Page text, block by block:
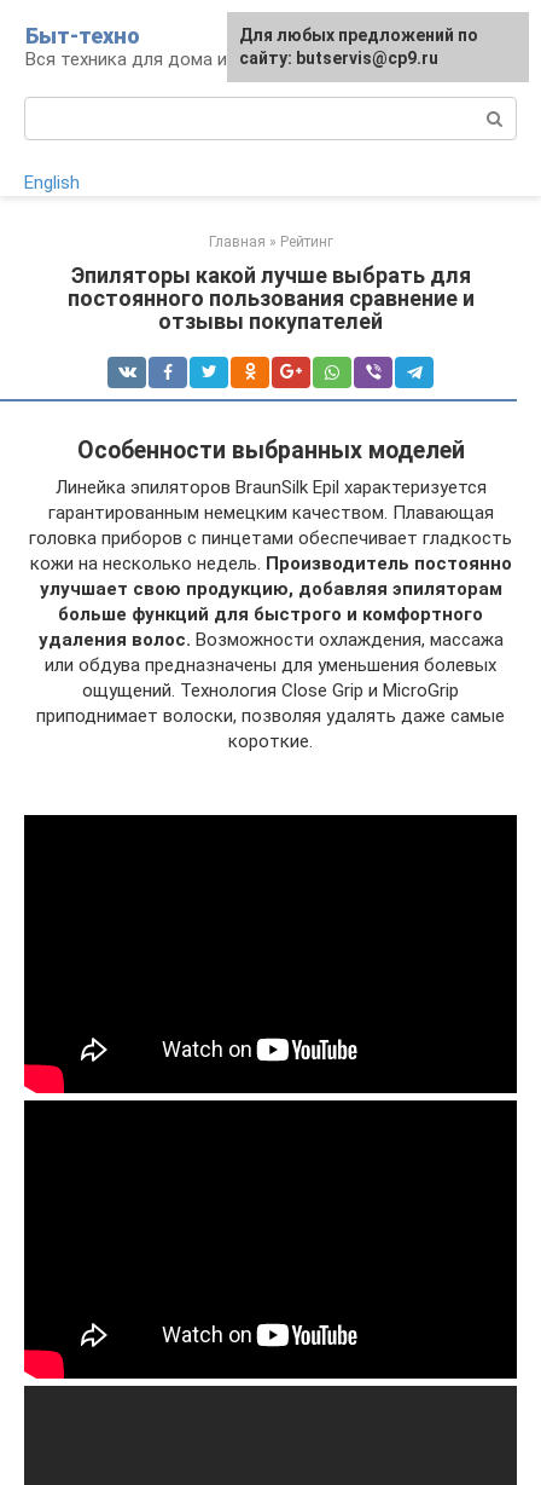
контенту
Быт-техно
Вся техника для дома и сада
English
Главная » Рейтинг
Эпиляторы какой лучше выбрать для
постоянного пользования сравнение и
отзывы покупателей
Особенности выбранных моделей
Линейка эпиляторов BraunSilk Epil характеризуется
гарантированным немецким качеством. Плавающая
головка приборов с пинцетами обеспечивает гладкость
кожи на несколько недель. Производитель постоянно
улучшает свою продукцию, добавляя эпиляторам
больше функций для быстрого и комфортного
удаления волос. Возможности охлаждения, массажа
или обдува предназначены для уменьшения болевых
ощущений. Технология Close Grip и MicroGrip
приподнимает волоски, позволяя удалять даже самые
короткие.
Для любых предложений по
сайту: butservis@cp9.ru